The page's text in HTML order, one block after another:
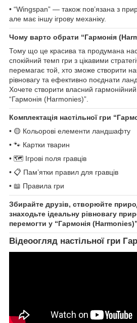
• “Wingspan” — також пов’язана з
але має іншу ігрову механіку.
Чому варто обрати “Гармонія
Тому що це красива та продумана
спокійний темп гри з цікавими
перемагає той, хто зможе створити
рівновагу та ефективно поєднати
Хочете створити власний
“Гармонія (Harmonies)”.
Комплектація настільної гри
• 🟡 Кольорові елементи ландшафту
• 🐾 Картки тварин
• 🗺️ Ігрові поля гравців
• 📋 Пам’ятки правил для гравців
• 📖 Правила гри
Збирайте друзів, створюйте
знаходьте ідеальну рівновагу
перемогти у “Гармонія
Відеоогляд настільної гри